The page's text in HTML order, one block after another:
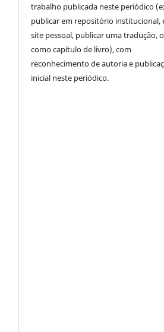
trabalho publicada neste periódico
publicar em repositório institucional,
site pessoal, publicar uma tradução,
como capítulo de livro), com
reconhecimento de autoria e
inicial neste periódico.